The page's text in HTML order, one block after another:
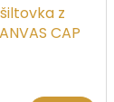
z
CAP